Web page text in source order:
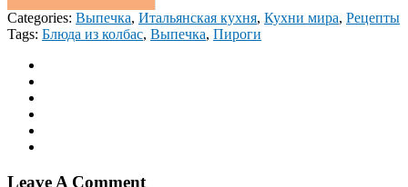
Categories: Выпечка, Итальянская кухня, Кухни мира, Рецепты
Tags: Блюда из колбас, Выпечка, Пироги
Leave A Comment